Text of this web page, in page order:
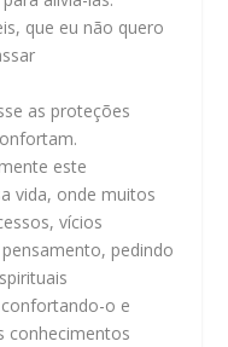
que eu não quero
as proteções
este
vida, onde muitos
vícios
pedindo
o e
conhecimentos